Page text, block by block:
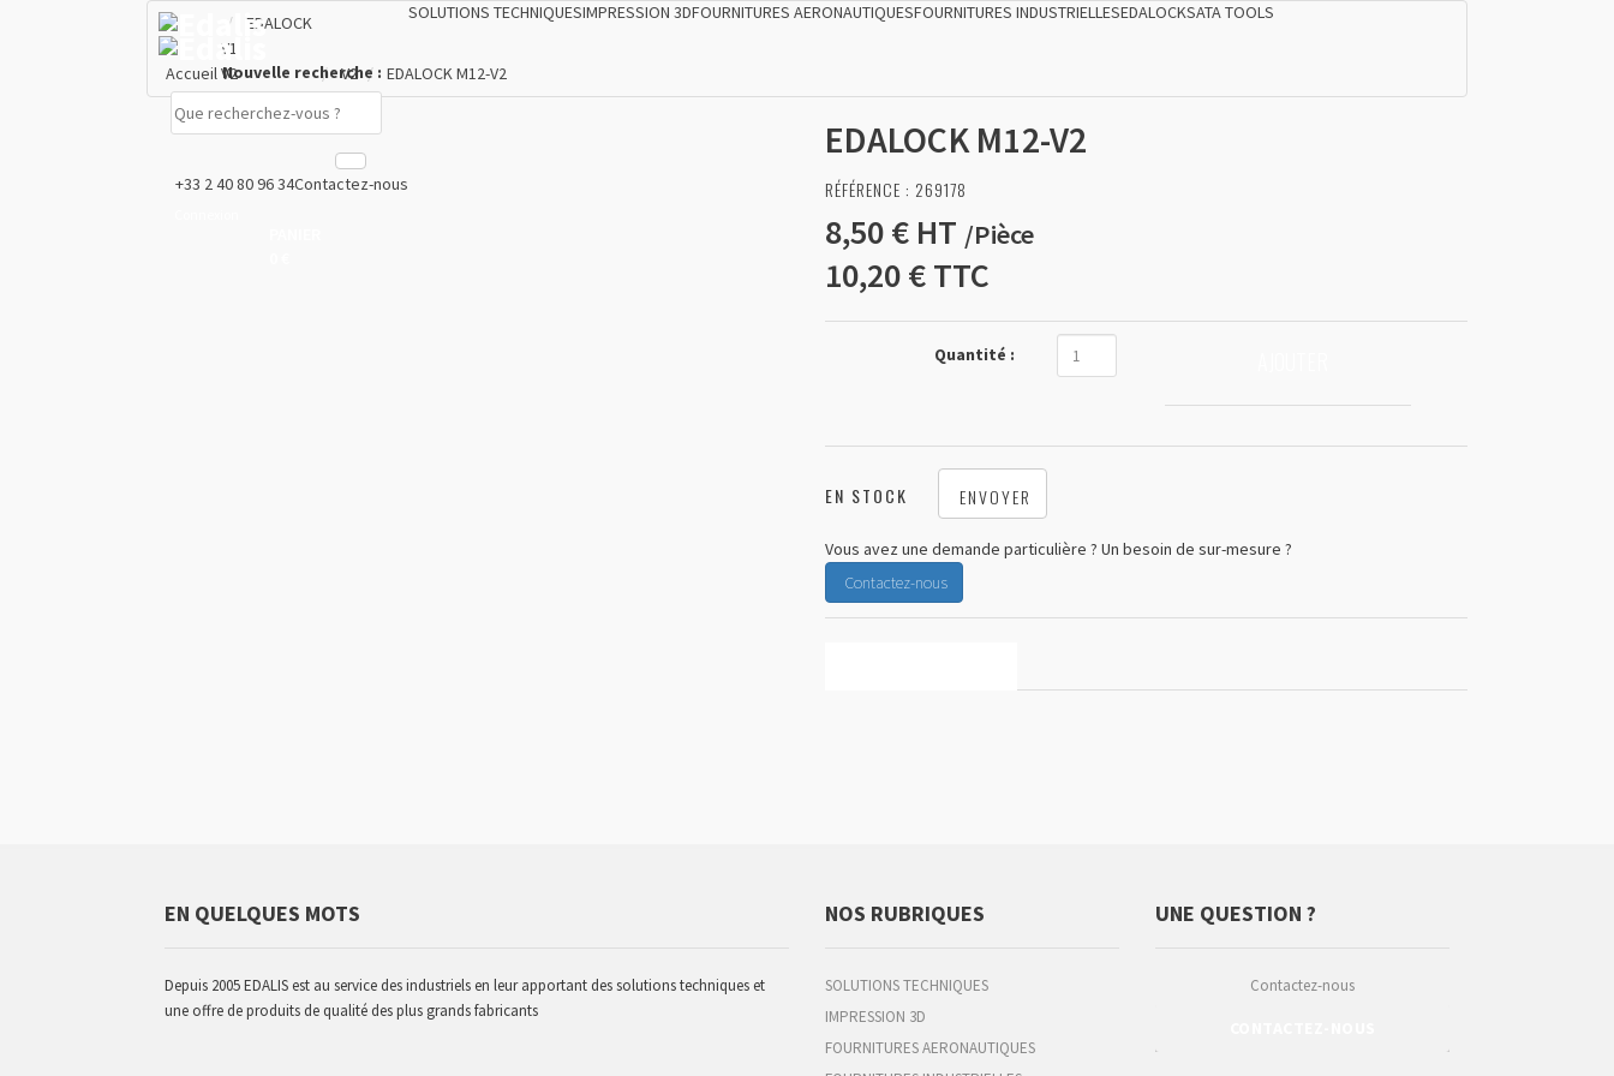
Nouvelle recherche :
+33 2 40 80 96 34Contactez-nous
SOLUTIONS TECHNIQUESIMPRESSION 3DFOURNITURES AERONAUTIQUESFOURNITURES INDUSTRIELLESEDALOCKSATA TOOLS
Accueil
EDALOCK
V1
V2
V2 EDALOCK M12-V2
EDALOCK M12-V2
RÉFÉRENCE : 269178
8,50 € HT /Pièce
10,20 €TTC
Quantité :
EN STOCK ENVOYER
Vous avez une demande particulière ? Un besoin de sur-mesure ?
Contactez-nous
EN QUELQUES MOTS
Depuis 2005 EDALIS est au service des industriels en leur apportant des solutions techniques et
une offre de produits de qualité des plus grands fabricants
NOS RUBRIQUES
SOLUTIONS TECHNIQUES
IMPRESSION 3D
FOURNITURES AERONAUTIQUES
UNE QUESTION ?
Contactez-nous